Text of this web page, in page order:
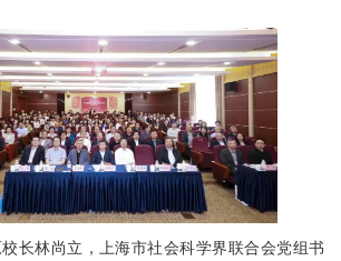
长林尚立，上海市社会科学界联合会党组书